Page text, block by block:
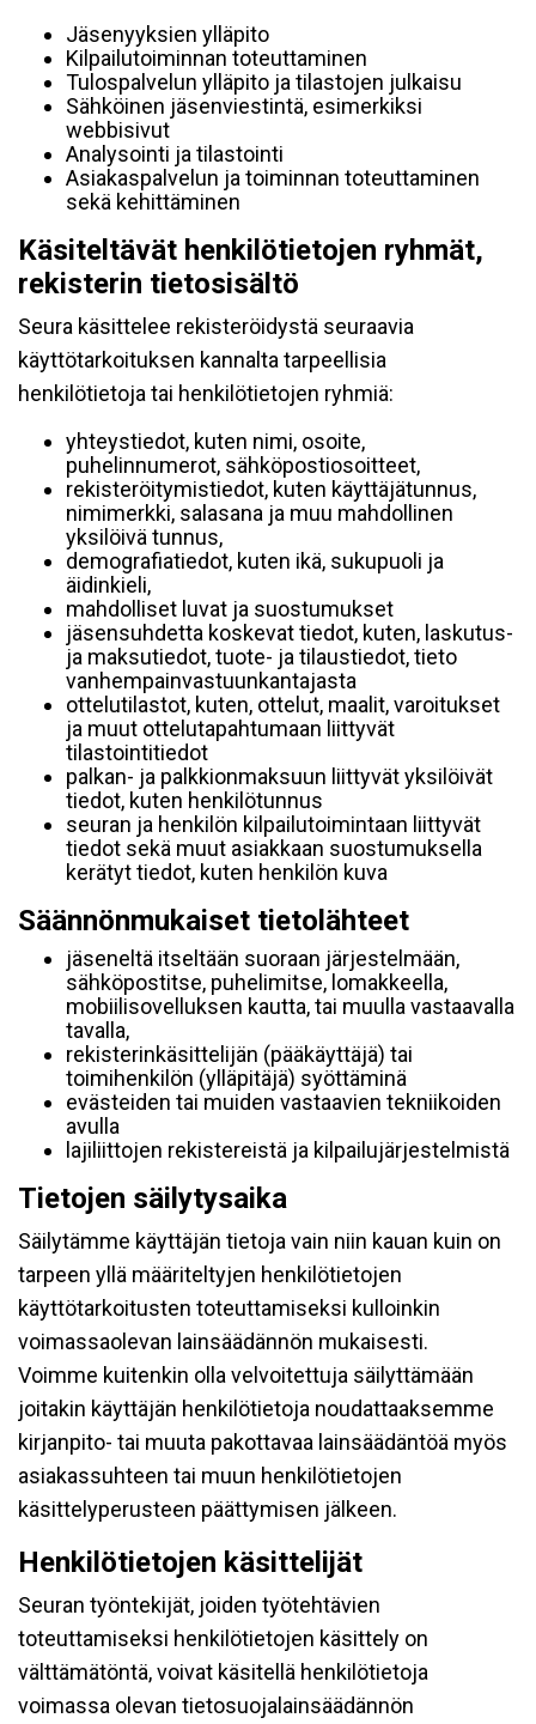
Jäsenyyksien ylläpito
Kilpailutoiminnan toteuttaminen
Tulospalvelun ylläpito ja tilastojen julkaisu
Sähköinen jäsenviestintä, esimerkiksi
webbisivut
Analysointi ja tilastointi
Asiakaspalvelun ja toiminnan toteuttaminen
sekä kehittäminen
Käsiteltävät henkilötietojen ryhmät,
rekisterin tietosisältö
Seura käsittelee rekisteröidystä seuraavia
käyttötarkoituksen kannalta tarpeellisia
henkilötietoja tai henkilötietojen ryhmiä:
yhteystiedot, kuten nimi, osoite,
puhelinnumerot, sähköpostiosoitteet,
rekisteröitymistiedot, kuten käyttäjätunnus,
nimimerkki, salasana ja muu mahdollinen
yksilöivä tunnus,
demografiatiedot, kuten ikä, sukupuoli ja
äidinkieli,
mahdolliset luvat ja suostumukset
jäsensuhdetta koskevat tiedot, kuten, laskutus-
ja maksutiedot, tuote- ja tilaustiedot, tieto
vanhempainvastuunkantajasta
ottelutilastot, kuten, ottelut, maalit, varoitukset
ja muut ottelutapahtumaan liittyvät
tilastointitiedot
palkan- ja palkkionmaksuun liittyvät yksilöivät
tiedot, kuten henkilötunnus
seuran ja henkilön kilpailutoimintaan liittyvät
tiedot sekä muut asiakkaan suostumuksella
kerätyt tiedot, kuten henkilön kuva
Säännönmukaiset tietolähteet
jäseneltä itseltään suoraan järjestelmään,
sähköpostitse, puhelimitse, lomakkeella,
mobiilisovelluksen kautta, tai muulla vastaavalla
tavalla,
rekisterinkäsittelijän (pääkäyttäjä) tai
toimihenkilön (ylläpitäjä) syöttäminä
evästeiden tai muiden vastaavien tekniikoiden
avulla
lajiliittojen rekistereistä ja kilpailujärjestelmistä
Tietojen säilytysaika
Säilytämme käyttäjän tietoja vain niin kauan kuin on
tarpeen yllä määriteltyjen henkilötietojen
käyttötarkoitusten toteuttamiseksi kulloinkin
voimassaolevan lainsäädännön mukaisesti.
Voimme kuitenkin olla velvoitettuja säilyttämään
joitakin käyttäjän henkilötietoja noudattaaksemme
kirjanpito- tai muuta pakottavaa lainsäädäntöä myös
asiakassuhteen tai muun henkilötietojen
käsittelyperusteen päättymisen jälkeen.
Henkilötietojen käsittelijät
Seuran työntekijät, joiden työtehtävien
toteuttamiseksi henkilötietojen käsittely on
välttämätöntä, voivat käsitellä henkilötietoja
voimassa olevan tietosuojalainsäädännön